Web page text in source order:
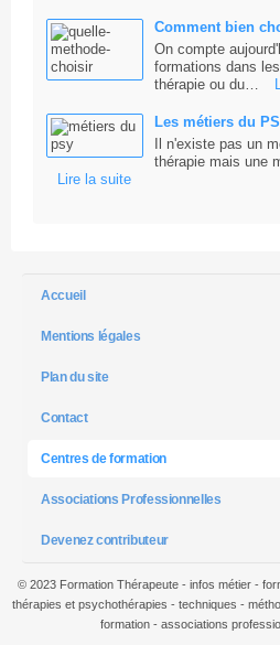
Comment bien
On compte
formations dans
thérapie ou du…
Les métiers du
Il n'existe pas un
thérapie mais une
Lire la suite
Accueil
Mentions légales
Plan du site
Contact
Centres de formation
Associations Professionnelles
Devenez contributeur
© 2023 Formation Thérapeute - infos métier -
thérapies et psychothérapies - techniques -
formation - associations